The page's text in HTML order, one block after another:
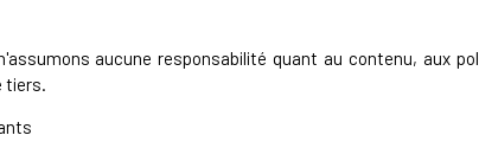
aucune responsabilité quant au contenu, aux
tiers.